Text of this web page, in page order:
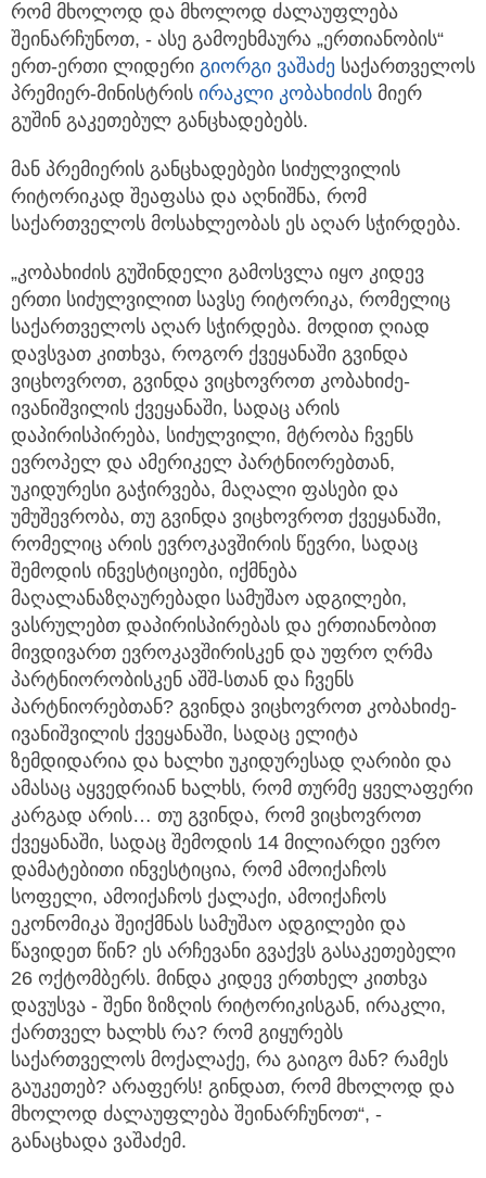
რომ მხოლოდ და მხოლოდ ძალაუფლება
შეინარჩუნოთ, - ასე გამოეხმაურა „ერთიანობის“
ერთ-ერთი ლიდერი გიორგი ვაშაძე საქართველოს
პრემიერ-მინისტრის ირაკლი კობახიძის მიერ
გუშინ გაკეთებულ განცხადებებს.
მან პრემიერის განცხადებები სიძულვილის
რიტორიკად შეაფასა და აღნიშნა, რომ
საქართველოს მოსახლეობას ეს აღარ სჭირდება.
„კობახიძის გუშინდელი გამოსვლა იყო კიდევ
ერთი სიძულვილით სავსე რიტორიკა, რომელიც
საქართველოს აღარ სჭირდება. მოდით ღიად
დავსვათ კითხვა, როგორ ქვეყანაში გვინდა
ვიცხოვროთ, გვინდა ვიცხოვროთ კობახიძე-
ივანიშვილის ქვეყანაში, სადაც არის
დაპირისპირება, სიძულვილი, მტრობა ჩვენს
ევროპელ და ამერიკელ პარტნიორებთან,
უკიდურესი გაჭირვება, მაღალი ფასები და
უმუშევრობა, თუ გვინდა ვიცხოვროთ ქვეყანაში,
რომელიც არის ევროკავშირის წევრი, სადაც
შემოდის ინვესტიციები, იქმნება
მაღალანაზღაურებადი სამუშაო ადგილები,
ვასრულებთ დაპირისპირებას და ერთიანობით
მივდივართ ევროკავშირისკენ და უფრო ღრმა
პარტნიორობისკენ აშშ-სთან და ჩვენს
პარტნიორებთან? გვინდა ვიცხოვროთ კობახიძე-
ივანიშვილის ქვეყანაში, სადაც ელიტა
ზემდიდარია და ხალხი უკიდურესად ღარიბი და
ამასაც აყვედრიან ხალხს, რომ თურმე ყველაფერი
კარგად არის… თუ გვინდა, რომ ვიცხოვროთ
ქვეყანაში, სადაც შემოდის 14 მილიარდი ევრო
დამატებითი ინვესტიცია, რომ ამოიქაჩოს
სოფელი, ამოიქაჩოს ქალაქი, ამოიქაჩოს
ეკონომიკა შეიქმნას სამუშაო ადგილები და
წავიდეთ წინ? ეს არჩევანი გვაქვს გასაკეთებელი
26 ოქტომბერს. მინდა კიდევ ერთხელ კითხვა
დავუსვა - შენი ზიზღის რიტორიკისგან, ირაკლი,
ქართველ ხალხს რა? რომ გიყურებს
საქართველოს მოქალაქე, რა გაიგო მან? რამეს
გაუკეთებ? არაფერს! გინდათ, რომ მხოლოდ და
მხოლოდ ძალაუფლება შეინარჩუნოთ“, -
განაცხადა ვაშაძემ.